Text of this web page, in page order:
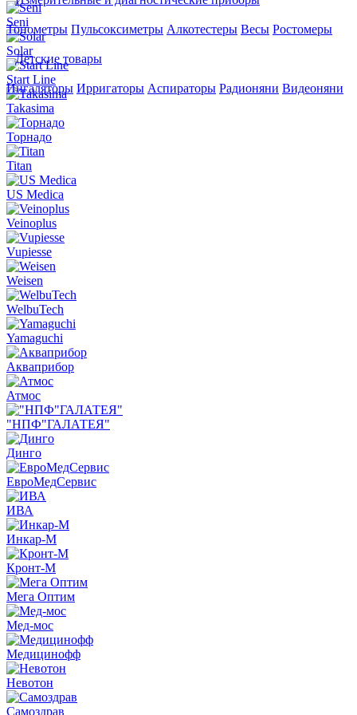
Тонометры Пульсоксиметры Алкотестеры Весы Ростомеры
Детские товары
Ингаляторы Ирригаторы Аспираторы Радионяни Видеоняни
Seni
Solar
Start Line
Takasima
Торнадо
Titan
US Medica
Veinoplus
Vupiesse
Weisen
WelbuTech
Yamaguchi
Акваприбор
Атмос
"НПФ"ГАЛАТЕЯ"
Динго
ЕвроМедСервис
ИВА
Инкар-М
Кронт-М
Мега Оптим
Мед-мос
Медицинофф
Невотон
Самоздрав